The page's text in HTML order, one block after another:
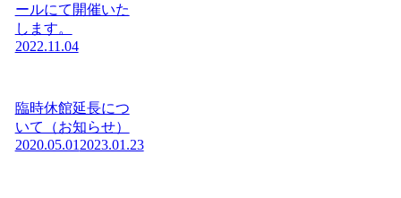
ールにて開催いた
します。
2022.11.04
臨時休館延長につ
いて（お知らせ）
2020.05.01 2023.01.23